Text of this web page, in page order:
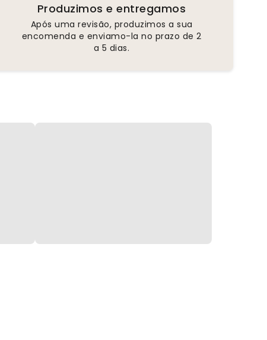
Produzimos e entregamos
Após uma revisão, produzimos a sua
encomenda e enviamo-la no prazo de 2
a 5 dias.